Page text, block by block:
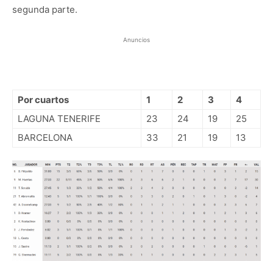
segunda parte.
Anuncios
Por cuartos 1 2 3
4
LAGUNA TENERIFE
23 24 19
25
BARCELONA
33 21 19 13